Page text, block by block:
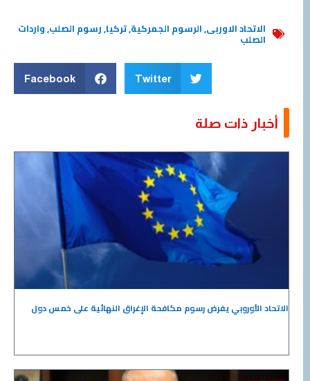
الاتحاد الاوربى,الرسوم الجمركية,تركيا,رسوم الصلب,واردات
الصلب
Twitter
Facebook
أخبار ذات صلة
الاتحاد الأوروبي يفرض رسوم مكافحة الإغراق النهائية على خمس دول